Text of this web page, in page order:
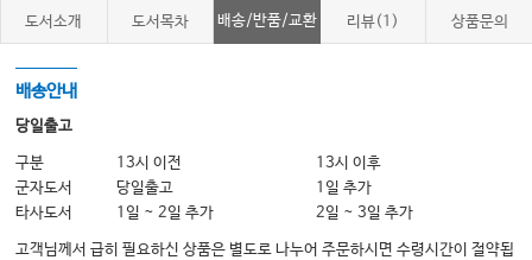
도서소개 도서목차 배송/반품/교환 리뷰(1) 상품문의
배송안내
당일출고
구분 13시 이전
13시 이후
군자도서
당일출고
1일 추가
타사도서
1일 ~ 2일 추가 2일 ~ 3일 추가
고객님께서 급히 필요하신 상품은 별도로 나누어 주문하시면 수령시간이 절약됩